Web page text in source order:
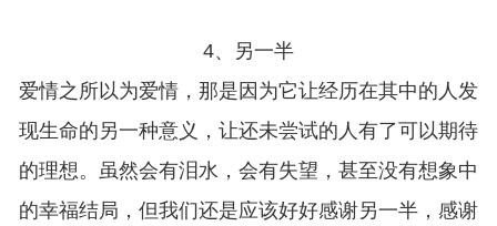
4、另一半
爱情之所以为爱情，那是因为它让经历在其中的人发
现生命的另一种意义，让还未尝试的人有了可以期待
的理想。虽然会有泪水，会有失望，甚至没有想象中
的幸福结局，但我们还是应该好好感谢另一半，感谢